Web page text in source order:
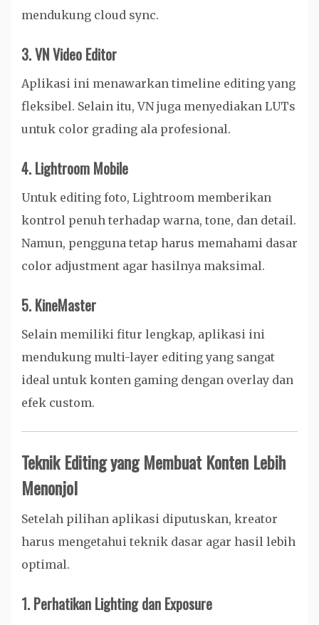
mendukung cloud sync.
3. VN Video Editor
Aplikasi ini menawarkan timeline editing yang
fleksibel. Selain itu, VN juga menyediakan LUTs
untuk color grading ala profesional.
4. Lightroom Mobile
Untuk editing foto, Lightroom memberikan
kontrol penuh terhadap warna, tone, dan detail.
Namun, pengguna tetap harus memahami dasar
color adjustment agar hasilnya maksimal.
5. KineMaster
Selain memiliki fitur lengkap, aplikasi ini
mendukung multi-layer editing yang sangat
ideal untuk konten gaming dengan overlay dan
efek custom.
Teknik Editing yang Membuat Konten Lebih
Menonjol
Setelah pilihan aplikasi diputuskan, kreator
harus mengetahui teknik dasar agar hasil lebih
optimal.
1. Perhatikan Lighting dan Exposure